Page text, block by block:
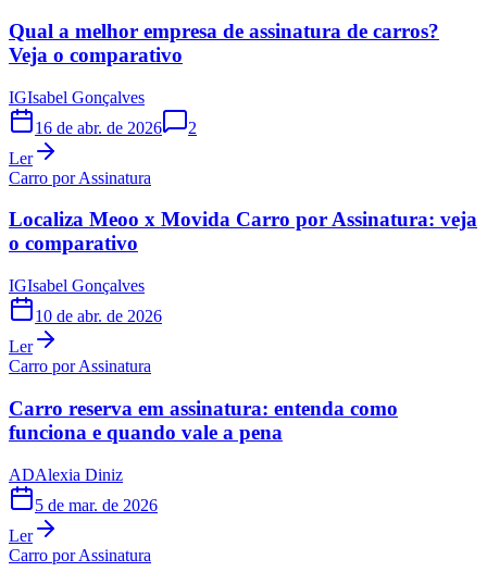
Qual a melhor empresa de assinatura de carros?
Veja o comparativo
IGIsabel Gonçalves
16 de abr. de 2026
2
Ler
Carro por Assinatura
Localiza Meoo x Movida Carro por Assinatura: veja
o comparativo
IGIsabel Gonçalves
10 de abr. de 2026
Ler
Carro por Assinatura
Carro reserva em assinatura: entenda como
funciona e quando vale a pena
ADAlexia Diniz
5 de mar. de 2026
Ler
Carro por Assinatura